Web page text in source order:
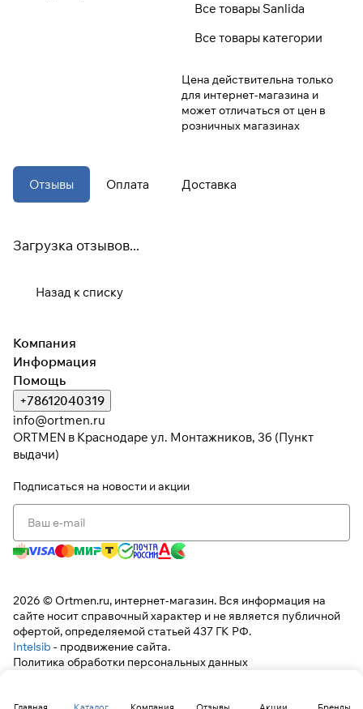
Все товары Sanlida
Все товары категории
Цена действительна только
для интернет-магазина и
может отличаться от цен в
розничных магазинах
Отзывы Оплата Доставка
Загрузка отзывов...
Назад к списку
выберите метод оплатыПЛАЙТ
Оплачивайте сегодня только25%
картой любого банка
по25%каждые 2 недели
* При оплате через
Подробнее
об оплате Плайтом
Остались вопросы?
Компания
Информация
Помощь
+78612040319
info@ortmen.ru
ORTMEN в Краснодаре ул. Монтажников, 3б (Пункт
выдачи)
Подписаться на новости и акции
2026 © Ortmen.ru, интернет-магазин. Вся информация на
сайте носит справочный характер и не является публичной
офертой, определяемой статьей 437 ГК РФ.
Intelsib - продвижение сайта.
Политика обработки персональных данных